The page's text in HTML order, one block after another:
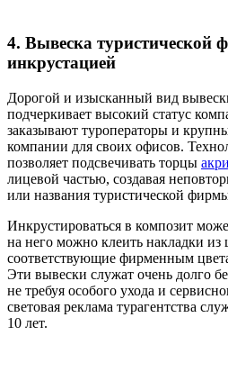
4. Вывеска туристической
инкрустацией
Дорогой и изысканный вид
подчеркивает высокий статус
заказывают туроператоры и
компании для своих офисов.
позволяет подсвечивать торцы
лицевой частью, создавая
или названия туристической
Инкрустироваться в композит
на него можно клеить накладки из
соответствующие фирменным
Эти вывески служат очень долго
не требуя особого ухода и
световая реклама турагентства
10 лет.